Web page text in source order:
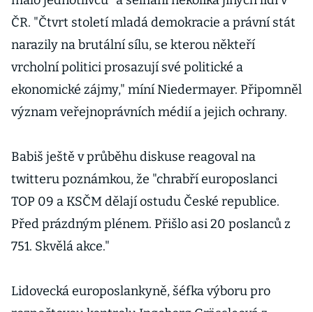
ČR. "Čtvrt století mladá demokracie a právní stát
narazily na brutální sílu, se kterou někteří
vrcholní politici prosazují své politické a
ekonomické zájmy," míní Niedermayer. Připomněl
význam veřejnoprávních médií a jejich ochrany.
Babiš ještě v průběhu diskuse reagoval na
twitteru poznámkou, že "chrabří europoslanci
TOP 09 a KSČM dělají ostudu České republice.
Před prázdným plénem. Přišlo asi 20 poslanců z
751. Skvělá akce."
Lidovecká europoslankyně, šéfka výboru pro